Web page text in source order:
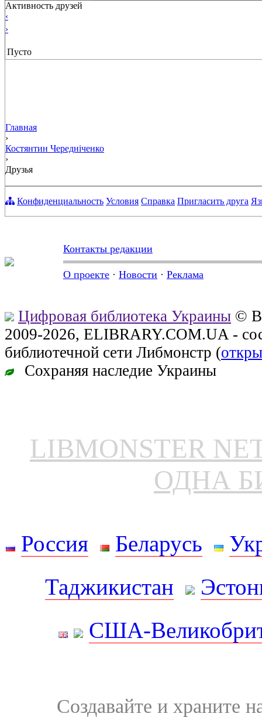
Активность друзей
‹
›
Пусто
Главная
›
Костянтин Чередніченко
›
Друзья
Конфиденциальность Условия Справка Пригласить друга
Контакты редакции
О проекте · Новости · Реклама
Цифровая библиотека Украины ©
2009-2026, ELIBRARY.COM.UA -
библиотечной сети Либмонстр (
Сохраняя наследие Украины
LIBMONSTER
ОДНА
Россия Беларусь
Таджикистан
США-
Создавайте и храните